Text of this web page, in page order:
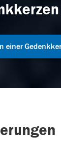
einer